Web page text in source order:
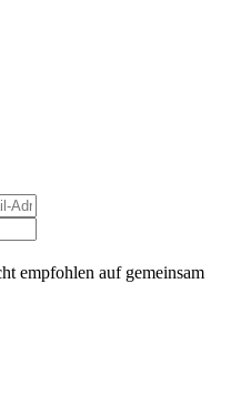
empfohlen auf gemeinsam